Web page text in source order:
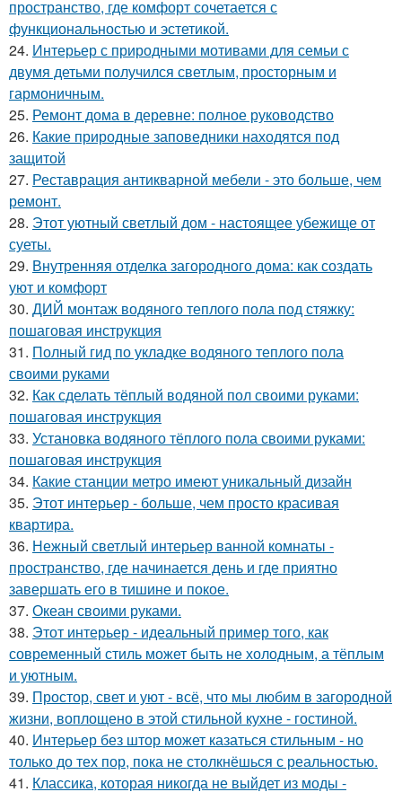
пространство, где комфорт сочетается с
функциональностью и эстетикой.
24. Интерьер с природными мотивами для семьи с
двумя детьми получился светлым, просторным и
гармоничным.
25. Ремонт дома в деревне: полное руководство
26. Какие природные заповедники находятся под
защитой
27. Реставрация антикварной мебели - это больше, чем
ремонт.
28. Этот уютный светлый дом - настоящее убежище от
суеты.
29. Внутренняя отделка загородного дома: как создать
уют и комфорт
30. ДИЙ монтаж водяного теплого пола под стяжку:
пошаговая инструкция
31. Полный гид по укладке водяного теплого пола
своими руками
32. Как сделать тёплый водяной пол своими руками:
пошаговая инструкция
33. Установка водяного тёплого пола своими руками:
пошаговая инструкция
34. Какие станции метро имеют уникальный дизайн
35. Этот интерьер - больше, чем просто красивая
квартира.
36. Нежный светлый интерьер ванной комнаты -
пространство, где начинается день и где приятно
завершать его в тишине и покое.
37. Океан своими руками.
38. Этот интерьер - идеальный пример того, как
современный стиль может быть не холодным, а тёплым
и уютным.
39. Простор, свет и уют - всё, что мы любим в загородной
жизни, воплощено в этой стильной кухне - гостиной.
40. Интерьер без штор может казаться стильным - но
только до тех пор, пока не столкнёшься с реальностью.
41. Классика, которая никогда не выйдет из моды -